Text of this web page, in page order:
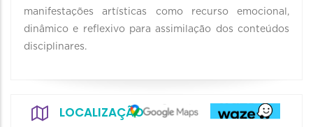
manifestações artísticas como recurso emocional,
dinâmico e reflexivo para assimilação dos conteúdos
disciplinares.
LOCALIZAÇÃO